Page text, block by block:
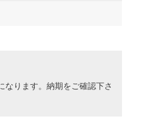
ります。納期をご確認下さ